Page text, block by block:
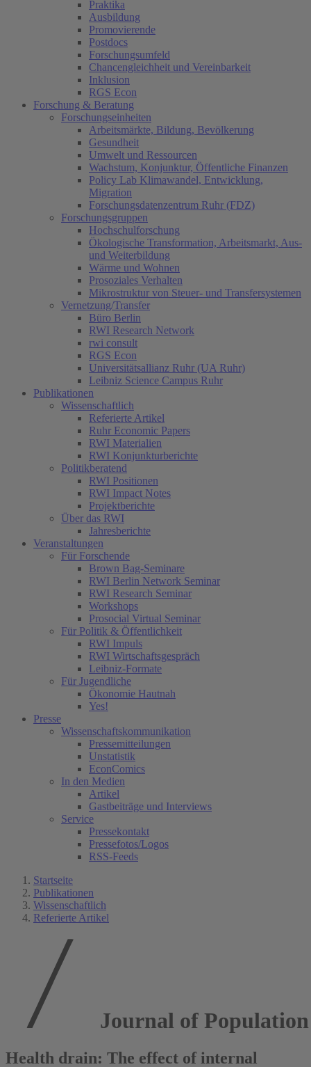
Praktika
Ausbildung
Promovierende
Postdocs
Forschungsumfeld
Chancengleichheit und Vereinbarkeit
Inklusion
RGS Econ
Forschung & Beratung
Forschungseinheiten
Arbeitsmärkte, Bildung, Bevölkerung
Gesundheit
Umwelt und Ressourcen
Wachstum, Konjunktur, Öffentliche Finanzen
Policy Lab Klimawandel, Entwicklung,
Migration
Forschungsdatenzentrum Ruhr (FDZ)
Forschungsgruppen
Hochschulforschung
Ökologische Transformation, Arbeitsmarkt, Aus-
und Weiterbildung
Wärme und Wohnen
Prosoziales Verhalten
Mikrostruktur von Steuer- und Transfersystemen
Vernetzung/Transfer
Büro Berlin
RWI Research Network
rwi consult
RGS Econ
Universitätsallianz Ruhr (UA Ruhr)
Leibniz Science Campus Ruhr
Publikationen
Wissenschaftlich
Referierte Artikel
Ruhr Economic Papers
RWI Materialien
RWI Konjunkturberichte
Politikberatend
RWI Positionen
RWI Impact Notes
Projektberichte
Über das RWI
Jahresberichte
Veranstaltungen
Für Forschende
Brown Bag-Seminare
RWI Berlin Network Seminar
RWI Research Seminar
Workshops
Prosocial Virtual Seminar
Für Politik & Öffentlichkeit
RWI Impuls
RWI Wirtschaftsgespräch
Leibniz-Formate
Für Jugendliche
Ökonomie Hautnah
Yes!
Presse
Wissenschaftskommunikation
Pressemitteilungen
Unstatistik
EconComics
In den Medien
Artikel
Gastbeiträge und Interviews
Service
Pressekontakt
Pressefotos/Logos
RSS-Feeds
Startseite
Publikationen
Wissenschaftlich
Referierte Artikel
Journal of
Health drain: The effect of internal